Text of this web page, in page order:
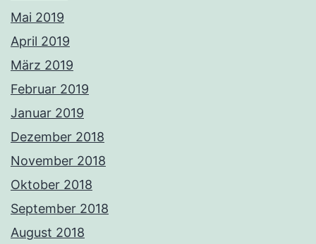
Mai 2019
April 2019
März 2019
Februar 2019
Januar 2019
Dezember 2018
November 2018
Oktober 2018
September 2018
August 2018